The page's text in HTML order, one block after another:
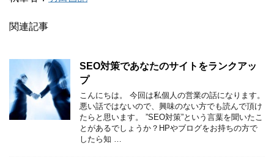
関連記事
SEO対策であなたのサイトをランクアッ
プ
こんにちは。 今回は私個人の営業の話になります。
悪い話ではないので、興味のない方でも読んで頂け
たらと思います。 ”SEO対策”という言葉を聞いたこ
とがあるでしょうか？HPやブログをお持ちの方で
したら知 …